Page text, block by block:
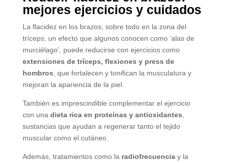
mejores ejercicios y cuidados
La flacidez en los brazos, sobre todo en la zona del
tríceps, un efecto que algunos conocen como ‘alas de
murciélago’, puede reducirse con ejercicios como
extensiones de tríceps, flexiones y press de
hombros , que fortalecen y tonifican la musculatura y
mejoran la apariencia de la piel.
También es imprescindible complementar el ejercicio
con una dieta rica en proteínas y antioxidantes
sustancias que ayudan a regenerar tanto el tejido
muscular como el cutáneo.
Además, tratamientos como la radiofrecuencia y la